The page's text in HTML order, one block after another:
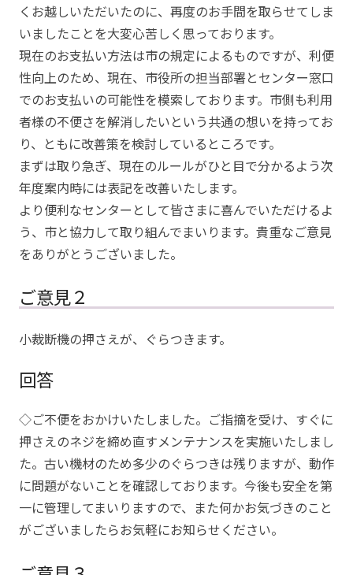
くお越しいただいたのに、再度のお手間を取らせてしま
いましたことを大変心苦しく思っております。
現在のお支払い方法は市の規定によるものですが、利便
性向上のため、現在、市役所の担当部署とセンター窓口
でのお支払いの可能性を模索しております。市側も利用
者様の不便さを解消したいという共通の想いを持ってお
り、ともに改善策を検討しているところです。
まずは取り急ぎ、現在のルールがひと目で分かるよう次
年度案内時には表記を改善いたします。
より便利なセンターとして皆さまに喜んでいただけるよ
う、市と協力して取り組んでまいります。貴重なご意見
をありがとうございました。
ご意見２
小裁断機の押さえが、ぐらつきます。
回答
◇ご不便をおかけいたしました。ご指摘を受け、すぐに
押さえのネジを締め直すメンテナンスを実施いたしまし
た。古い機材のため多少のぐらつきは残りますが、動作
に問題がないことを確認しております。今後も安全を第
一に管理してまいりますので、また何かお気づきのこと
がございましたらお気軽にお知らせください。